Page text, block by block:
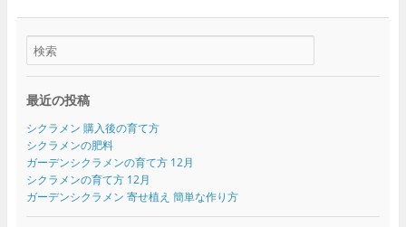
最近の投稿
シクラメン 購入後の育て方
シクラメンの肥料
ガーデンシクラメンの育て方 12月
シクラメンの育て方 12月
ガーデンシクラメン 寄せ植え 簡単な作り方